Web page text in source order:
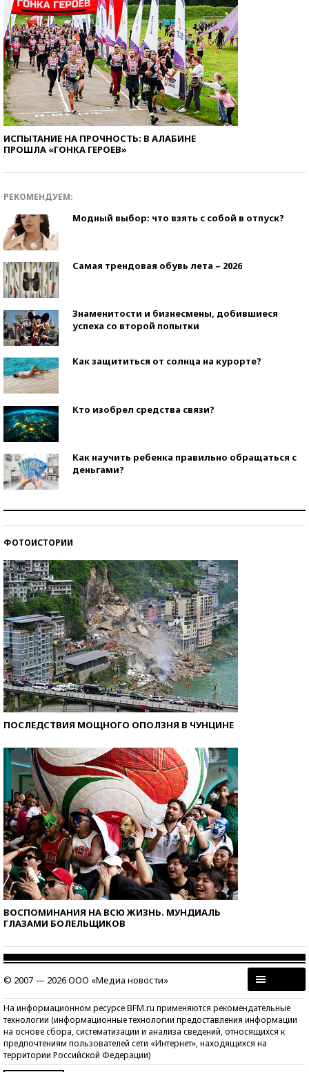
ИСПЫТАНИЕ НА ПРОЧНОСТЬ: В АЛАБИНЕ
ПРОШЛА «ГОНКА ГЕРОЕВ»
РЕКОМЕНДУЕМ:
Модный выбор: что взять с собой в отпуск?
Самая трендовая обувь лета – 2026
Знаменитости и бизнесмены, добившиеся
успеха со второй попытки
Как защититься от солнца на курорте?
Кто изобрел средства связи?
Как научить ребенка правильно обращаться с
деньгами?
ФОТОИСТОРИИ
ПОСЛЕДСТВИЯ МОЩНОГО ОПОЛЗНЯ В ЧУНЦИНЕ
ВОСПОМИНАНИЯ НА ВСЮ ЖИЗНЬ. МУНДИАЛЬ
ГЛАЗАМИ БОЛЕЛЬЩИКОВ
© 2007 — 2026 ООО «Медиа новости»
На информационном ресурсе BFM.ru применяются рекомендательные
технологии (информационные технологии предоставления информации
на основе сбора, систематизации и анализа сведений, относящихся к
предпочтениям пользователей сети «Интернет», находящихся на
территории Российской Федерации)